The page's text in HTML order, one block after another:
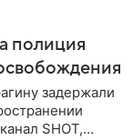
полиция
задержали
SHOT,